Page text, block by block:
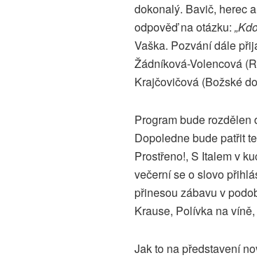
dokonalý. Bavič, herec
odpověď na otázku:
Vaška. Pozvání dále
Žádníková-Volencová
Krajčovičová (Božské
Program bude rozdělen
Dopoledne bude patřit
Prostřeno!, S Italem v
večerní se o slovo
přinesou zábavu v
Krause, Polívka na
Jak to na představení